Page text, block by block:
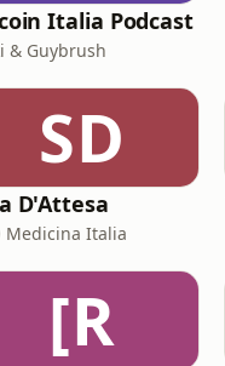
Italia Podcast
& Guybrush
SD
D'Attesa
Medicina Italia
[R